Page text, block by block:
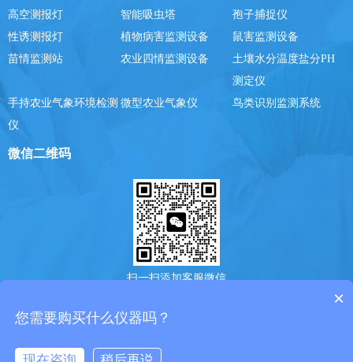
高空测报灯
智能吸虫塔
孢子捕捉仪
性诱测报灯
植物病害监测设备
鼠害监测设备
苗情监测站
农业四情监测设备
土壤水分温度盐分PH
测定仪
手持农业气象环境检测
仪
微型农业气象仪 鸟类识别监测系统
微信二维码
扫一扫添加客服微信
Copyright @ 2025-2030山东风途物联网科技有限公司版权所有. ICP备案号：
×
您需要购买什么仪器吗？